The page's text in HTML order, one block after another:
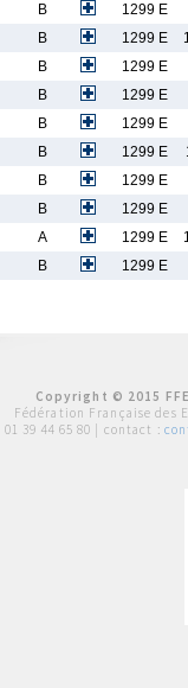
B
1299 E
B 1299 E
B
1299 E
B
1299 E
B
1299 E
B 1299 E
B
1299 E
B
1299 E
A 1299 E
B 1299 E
Copyright © 2015
Fédération Française des
01 39 44 65 80 | contact :